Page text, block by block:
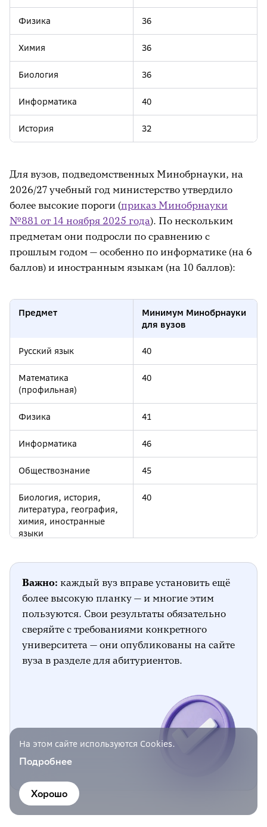
Физика 36
Химия 36
Биология 36
Информатика 40
История 32
Литература
География 37
Иностранные языки
(включая китайский)
22
Для вузов, подведомственных Минобрнауки, на
2026/27 учебный год министерство утвердило
более высокие пороги (приказ Минобрнауки
№881 от 14 ноября 2025 года). По нескольким
предметам они подросли по сравнению с
прошлым годом — особенно по информатике (на 6
баллов) и иностранным языкам (на 10 баллов):
Предмет
Минимум Минобрнауки
для вузов
Русский язык 40
Математика
(профильная)
40
Физика 41
Информатика 46
Обществознание 45
Биология, история,
литература, география,
химия, иностранные
языки
40
Важно: каждый вуз вправе установить ещё
более высокую планку — и многие этим
пользуются. Свои результаты обязательно
сверяйте с требованиями конкретного
университета — они опубликованы на сайте
вуза в разделе для абитуриентов.
На этом сайте используются Cookies.
Подробнее
Хорошо